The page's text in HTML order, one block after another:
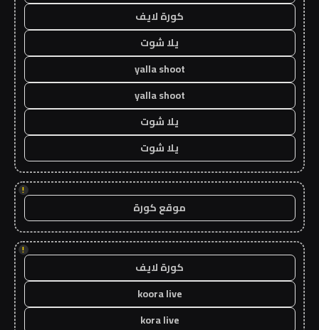
كورة لايف
يلا شوت
yalla shoot
yalla shoot
يلا شوت
يلا شوت
!
موقع كورة
!
كورة لايف
koora live
kora live